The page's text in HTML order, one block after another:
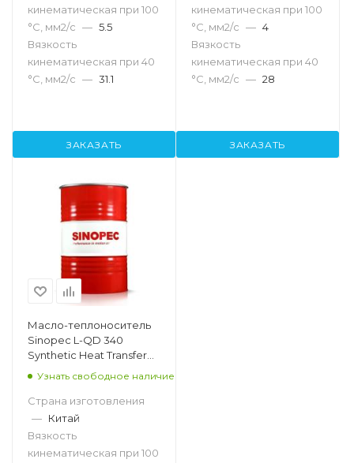
кинематическая при 100
°С, мм2/с — 5.5
Вязкость
кинематическая при 40
°С, мм2/с — 31.1
ЗАКАЗАТЬ
кинематическая при 100
°С, мм2/с — 4
Вязкость
кинематическая при 40
°С, мм2/с — 28
ЗАКАЗАТЬ
Масло-теплоноситель
Sinopec L-QD 340
Synthetic Heat Transfer
Узнать свободное наличие
Страна изготовления
— Китай
Вязкость
кинематическая при 100